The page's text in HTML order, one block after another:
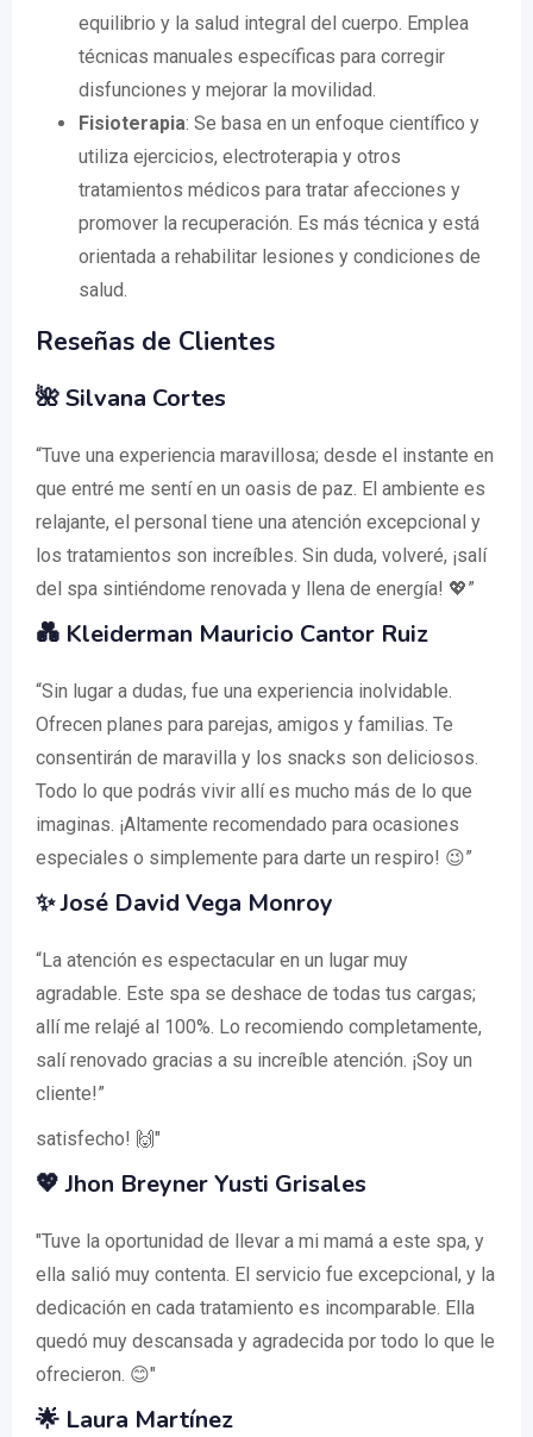
equilibrio y la salud integral del cuerpo. Emplea
técnicas manuales específicas para corregir
disfunciones y mejorar la movilidad.
Fisioterapia: Se basa en un enfoque científico y
utiliza ejercicios, electroterapia y otros
tratamientos médicos para tratar afecciones y
promover la recuperación. Es más técnica y está
orientada a rehabilitar lesiones y condiciones de
salud.
Reseñas de Clientes
🌺 Silvana Cortes
“Tuve una experiencia maravillosa; desde el instante en
que entré me sentí en un oasis de paz. El ambiente es
relajante, el personal tiene una atención excepcional y
los tratamientos son increíbles. Sin duda, volveré, ¡salí
del spa sintiéndome renovada y llena de energía! 💖”
💑 Kleiderman Mauricio Cantor Ruiz
“Sin lugar a dudas, fue una experiencia inolvidable.
Ofrecen planes para parejas, amigos y familias. Te
consentirán de maravilla y los snacks son deliciosos.
Todo lo que podrás vivir allí es mucho más de lo que
imaginas. ¡Altamente recomendado para ocasiones
especiales o simplemente para darte un respiro! 😉”
✨ José David Vega Monroy
“La atención es espectacular en un lugar muy
agradable. Este spa se deshace de todas tus cargas;
allí me relajé al 100%. Lo recomiendo completamente,
salí renovado gracias a su increíble atención. ¡Soy un
cliente!”
satisfecho! 🙌"
💖 Jhon Breyner Yusti Grisales
"Tuve la oportunidad de llevar a mi mamá a este spa, y
ella salió muy contenta. El servicio fue excepcional, y la
dedicación en cada tratamiento es incomparable. Ella
quedó muy descansada y agradecida por todo lo que le
ofrecieron. 😊"
🌟 Laura Martínez